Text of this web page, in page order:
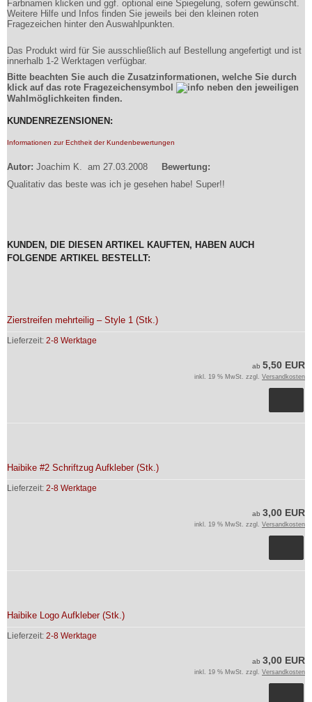
Farbnamen klicken und ggf. optional eine Spiegelung, sofern gewünscht.
Weitere Hilfe und Infos finden Sie jeweils bei den kleinen roten
Fragezeichen hinter den Auswahlpunkten.
Das Produkt wird für Sie ausschließlich auf Bestellung angefertigt und ist
innerhalb 1-2 Werktagen verfügbar.
Bitte beachten Sie auch die Zusatzinformationen, welche Sie durch
klick auf das rote Fragezeichensymbol
neben den jeweiligen
Wahlmöglichkeiten finden.
KUNDENREZENSIONEN:
Informationen zur Echtheit der Kundenbewertungen
Autor: Joachim K. am 27.03.2008
Bewertung:
Qualitativ das beste was ich je gesehen habe! Super!!
KUNDEN, DIE DIESEN ARTIKEL KAUFTEN, HABEN AUCH
FOLGENDE ARTIKEL BESTELLT:
Zierstreifen mehrteilig – Style 1 (Stk.)
Lieferzeit: 2-8 Werktage
ab 5,50 EUR
inkl. 19 % MwSt. zzgl. Versandkosten
Haibike #2 Schriftzug Aufkleber (Stk.)
Lieferzeit: 2-8 Werktage
ab 3,00 EUR
inkl. 19 % MwSt. zzgl. Versandkosten
Haibike Logo Aufkleber (Stk.)
Lieferzeit: 2-8 Werktage
ab 3,00 EUR
inkl. 19 % MwSt. zzgl. Versandkosten